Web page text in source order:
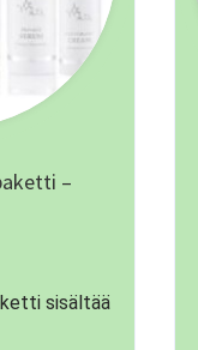
–
sisältää